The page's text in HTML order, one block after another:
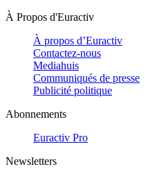
À Propos d'Euractiv
À propos d’Euractiv
Contactez-nous
Mediahuis
Communiqués de presse
Publicité politique
Abonnements
Euractiv Pro
Newsletters